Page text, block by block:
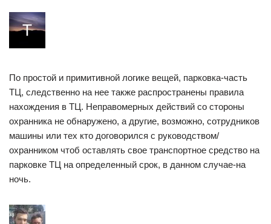
По простой и примитивной логике вещей, парковка-часть
ТЦ, следственно на нее также распространены правила
нахождения в ТЦ. Неправомерных действий со стороны
охранника не обнаружено, а другие, возможно, сотрудников
машины или тех кто договорился с руководством/
охранником чтоб оставлять свое транспортное средство на
парковке ТЦ на определенный срок, в данном случае-на
ночь.